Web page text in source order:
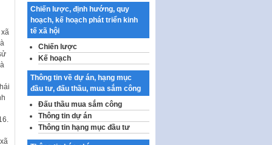
phí xây dựng pháp luật, hoàn
thiện thể chế, chính…
Quy định về nghiên cứu, ứng
dụng khoa học, công nghệ, đổi
mới sáng tạo và chuyển…
Quy định chi tiết và hướng dẫn
thi hành một số điều của Luật Lý
lịch tư…
Sửa đổi, bổ sung một số nội
dung tại Nghị quyết số 30/NQ-
Chiến lược, định hướng, quy
hoạch, kế hoạch phát triển kinh
tế xã hội
Chiến lược
Kế hoạch
Thông tin về dự án, hạng mục
đầu tư, đấu thầu, mua sắm công
Đấu thầu mua sắm công
Thông tin dự án
Thông tin hạng mục đầu tư